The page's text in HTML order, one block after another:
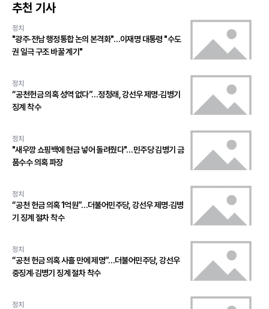
추천 기사
정치
"광주·전남 행정통합 논의 본격화"…이재명 대통령 "수도
권 일극 구조 바꿀 계기"
정치
“공천헌금 의혹 성역 없다”…정청래, 강선우 제명·김병기
징계 착수
정치
"새우깡 쇼핑백에 현금 넣어 돌려줬다"…민주당 김병기 금
품수수 의혹 파장
정치
“공천 헌금 의혹 1억원”…더불어민주당, 강선우 제명·김병
기 징계 절차 착수
정치
“공천 헌금 의혹 사흘 만에 제명”…더불어민주당, 강선우
중징계·김병기 징계 절차 착수
정치